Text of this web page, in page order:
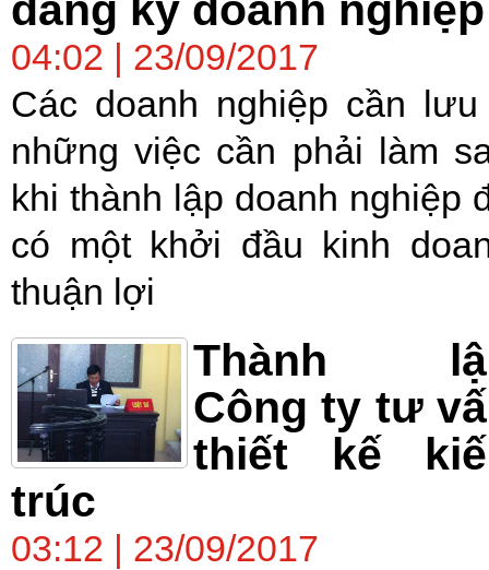
04:02 | 23/09/2017
Các doanh nghiệp cần
những việc cần phải làm
khi thành lập doanh nghiệp
có một khởi đầu kinh
thuận lợi
Thành
Công ty tư
thiết kế
trúc
03:12 | 23/09/2017